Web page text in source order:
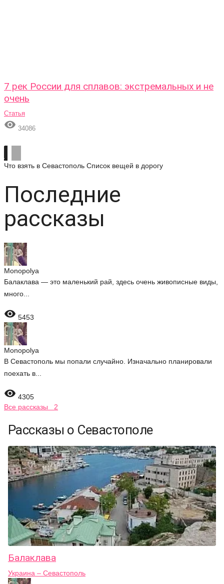
7 рек России для сплавов: экстремальных и не
очень
Статья
 34086
Что взять в Севастополь Список вещей в дорогу
Последние
рассказы
Monopolya
Балаклава — это маленький рай, здесь очень живописные виды,
много...
 5453
Monopolya
В Севастополь мы попали случайно. Изначально планировали
поехать в...
 4305
Все рассказы 2
Рассказы о Севастополе
Балаклава
Украина – Севастополь